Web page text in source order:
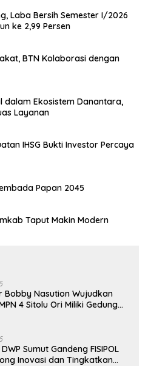
Laba Bersih Semester I/2026
ke 2,99 Persen
BTN Kolaborasi dengan
Ekosistem Danantara,
Layanan
IHSG Bukti Investor Percaya
Papan 2045
Taput Makin Modern
Bobby Nasution Wujudkan
4 Sitolu Ori Miliki Gedung
Sumut Gandeng FISIPOL